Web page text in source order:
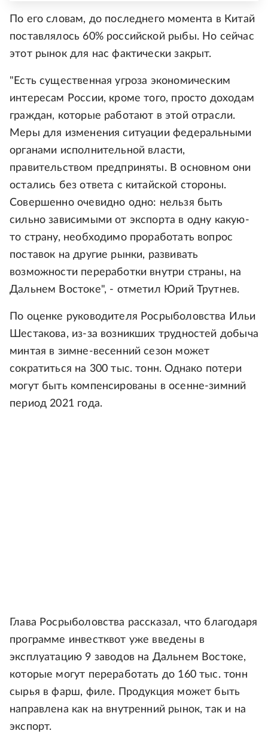
По его словам, до последнего момента в Китай
поставлялось 60% российской рыбы. Но сейчас
этот рынок для нас фактически закрыт.
"Есть существенная угроза экономическим
интересам России, кроме того, просто доходам
граждан, которые работают в этой отрасли.
Меры для изменения ситуации федеральными
органами исполнительной власти,
правительством предприняты. В основном они
остались без ответа с китайской стороны.
Совершенно очевидно одно: нельзя быть
сильно зависимыми от экспорта в одну какую-
то страну, необходимо проработать вопрос
поставок на другие рынки, развивать
возможности переработки внутри страны, на
Дальнем Востоке", - отметил Юрий Трутнев.
По оценке руководителя Росрыболовства Ильи
Шестакова, из-за возникших трудностей добыча
минтая в зимне-весенний сезон может
сократиться на 300 тыс. тонн. Однако потери
могут быть компенсированы в осенне-зимний
период 2021 года.
Глава Росрыболовства рассказал, что благодаря
программе инвестквот уже введены в
эксплуатацию 9 заводов на Дальнем Востоке,
которые могут переработать до 160 тыс. тонн
сырья в фарш, филе. Продукция может быть
направлена как на внутренний рынок, так и на
экспорт.